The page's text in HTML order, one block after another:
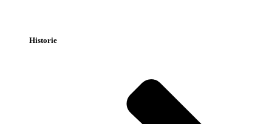
Historie